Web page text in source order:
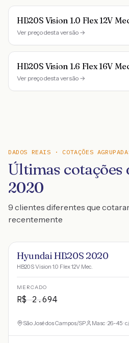
HB20S Vision 1.0 Flex 12V
Ver preço desta versão →
HB20S Vision 1.6 Flex 16V
Ver preço desta versão →
DADOS REAIS · COTAÇÕES
Últimas cotações
2020
9 clientes diferentes que
recentemente
Hyundai HB20S 2020
HB20S Vision 1.0 Flex 12V Mec.
MERCADO
R$2.694
São José dos Campos/SP Masc · 26-45 ·